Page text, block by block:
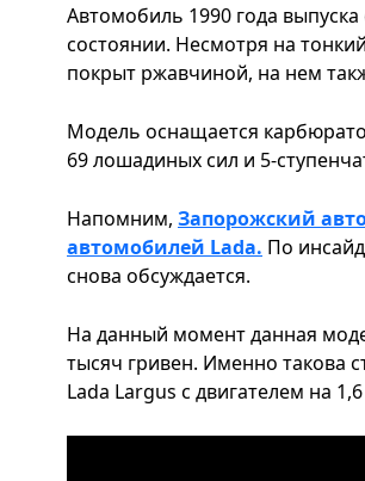
Автомобиль 1990 года
состоянии. Несмотря на
покрыт ржавчиной, на нем
Модель оснащается
69 лошадиных сил и 5-
Напомним, Запорожский
автомобилей Lada. По
снова обсуждается.
На данный момент данная
тысяч гривен. Именно такова
Lada Largus с двигателем на